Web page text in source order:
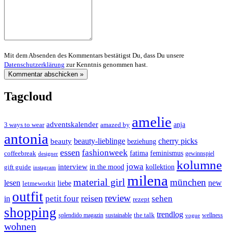
Mit dem Absenden des Kommentars bestätigst Du, dass Du unsere
Datenschutzerklärung zur Kenntnis genommen hast.
Tagcloud
3 ways to wear adventskalender amazed by amelie anja
antonia beauty beauty-lieblinge beziehung cherry picks
coffeebreak designer essen fashionweek fatima feminismus gewinnspiel
gift guide instagram interview in the mood jowa kollektion kolumne
lesen letmeworkit liebe material girl milena münchen new
in outfit petit four reisen review rezept sehen
shopping splendido magazin sustainable the talk trendlog vogue wellness
wohnen